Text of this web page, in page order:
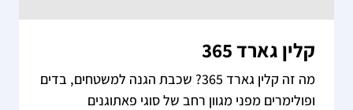
קלין גארד 365
מה זה קלין גארד 365? שכבת הגנה למשטחים, בדים
ופולימרים מפני מגוון רחב של סוגי פאתוגנים